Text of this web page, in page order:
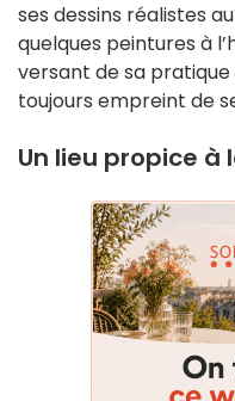
ses dessins réalistes
quelques peintures à
versant de sa pratique
toujours empreint de
Un lieu propice à